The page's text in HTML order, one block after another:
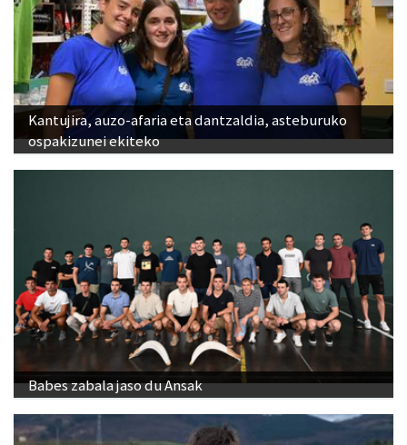
Kantujira, auzo-afaria eta dantzaldia, asteburuko
ospakizunei ekiteko
Babes zabala jaso du Ansak